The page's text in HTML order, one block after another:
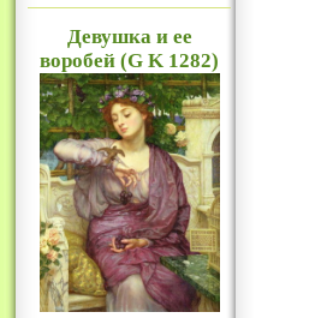
Девушка и ее
воробей (G K 1282)